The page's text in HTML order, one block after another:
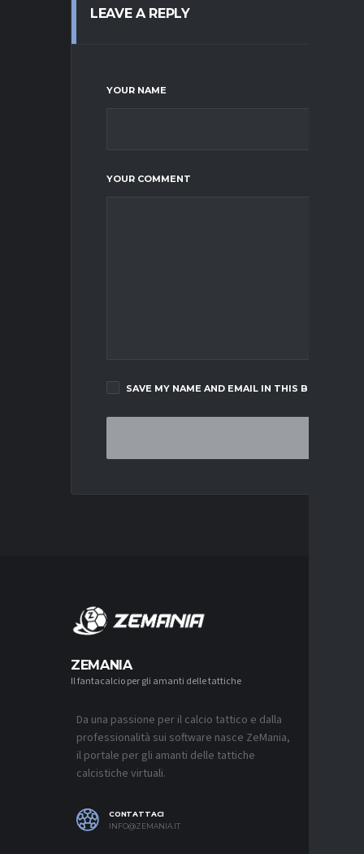
LEAVE A REPLY
YOUR NAME
YOUR COMMENT
SAVE MY NAME AND EMAIL IN THIS BROWSER
ZEMANIA
Il fantacalcio per gli amanti delle tattiche
Da una passione per il calcio tattico e dalla
professionalità sui software nasce ZeMania,
il portale per gli amanti delle tattiche
calcistiche virtuali.
CONTATTACI
INFO@ZEMANIA.IT